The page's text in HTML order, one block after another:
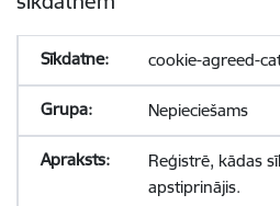
cookie-agreed-
Nepieciešams
Reģistrē, kādas
apstiprinājis.